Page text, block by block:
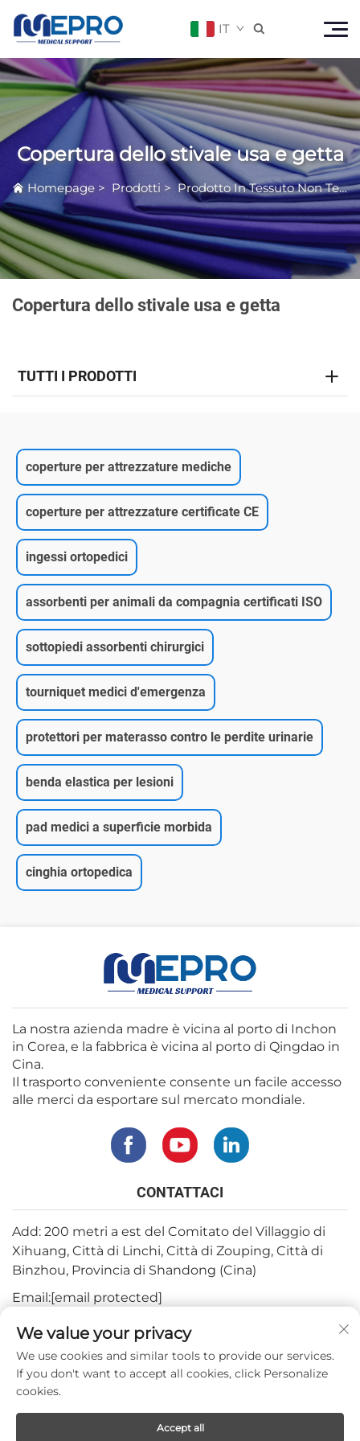
IT 
Copertura dello stivale usa e getta
Homepage > Prodotti >Prodotto In Tessuto Non Tessuto Medico
Copertura dello stivale usa e getta
TUTTI I PRODOTTI
coperture per attrezzature mediche
coperture per attrezzature certificate CE
ingessi ortopedici
assorbenti per animali da compagnia certificati ISO
sottopiedi assorbenti chirurgici
tourniquet medici d'emergenza
protettori per materasso contro le perdite urinarie
benda elastica per lesioni
pad medici a superficie morbida
cinghia ortopedica
La nostra azienda madre è vicina al porto di Inchon
in Corea, e la fabbrica è vicina al porto di Qingdao in
Cina.
Il trasporto conveniente consente un facile accesso
alle merci da esportare sul mercato mondiale.
CONTATTACI
Add: 200 metri a est del Comitato del Villaggio di
Xihuang, Città di Linchi, Città di Zouping, Città di
Binzhou, Provincia di Shandong (Cina)
Email:[email protected]
Tel:+82-3180427370
Telefono:+86-15564344404
Whatsapp: +82-1022396668
Copyright © 2024 by Mepro Medical Co.,Ltd.
We value your privacy
We use cookies and similar tools to provide our services.
If you don't want to accept all cookies, click Personalize
cookies.
Accept all